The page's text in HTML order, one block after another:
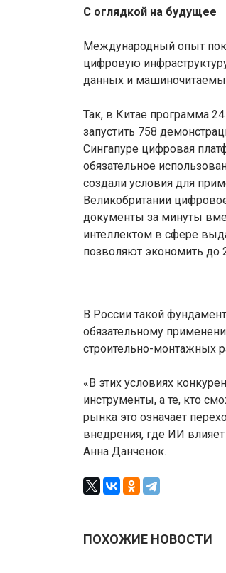
С оглядкой на будущее
Международный опыт
цифровую
данных и
Так, в Китае программа
запустить 758
Сингапуре цифровая
обязательное
создали условия для
Великобритании
документы за минуты
интеллектом в сфере
позволяют экономить до
В России такой
обязательному
строительно-монтажных
«В этих условиях
инструменты, а те, кто
рынка это означает
внедрения, где ИИ
Анна Данченок.
ПОХОЖИЕ НОВОСТИ